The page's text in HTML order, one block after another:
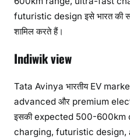
futuristic design इसे भारत की
शामिल करते हैं।
Indiwik view
Tata Avinya भारतीय EV
advanced और premium
इसकी expected 500-
charging, futuristic